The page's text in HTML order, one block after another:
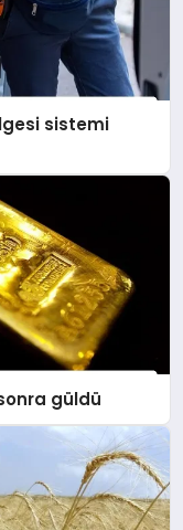
sistemi
güldü